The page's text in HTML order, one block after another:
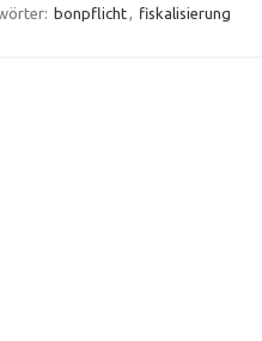
bonpflicht, fiskalisierung